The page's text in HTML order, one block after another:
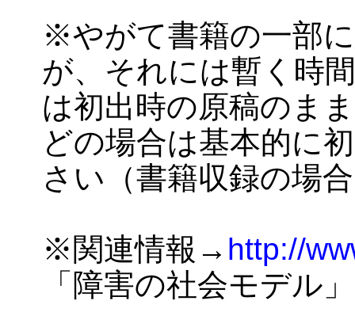
※やがて書籍の一部
が、それには暫く時
は初出時の原稿のま
どの場合は基本的に
さい（書籍収録の場
※関連情報→ http://
「障害の社会モデル」